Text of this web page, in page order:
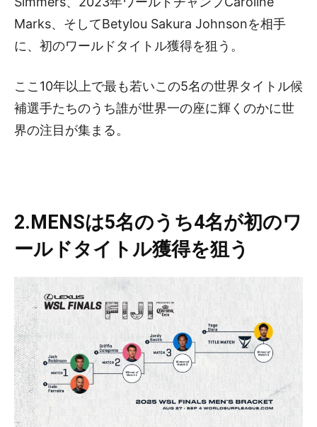
Marks、そしてBetylou Sakura Johnsonを相手
に、初のワールドタイトル獲得を狙う。
ここ10年以上で最も若いこの5名の世界タイトル候
補選手たちのうち誰が世界一の座に輝くのかに世
界の注目が集まる。
2.MENSは5名のうち4名が初のワ
ールドタイトル獲得を狙う